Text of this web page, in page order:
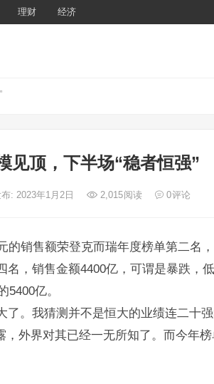
理财 经济
见顶，下半场“稳者恒强”
: 2023年1月2日 2,015阅读 0评论
的销售额荣登克而瑞年度榜单第二名
，销售金额4400亿，可谓是暴跌，
5400亿。
了。我猜测并不是恒大的业绩连二十
外界对其已经一无所知了。而今年